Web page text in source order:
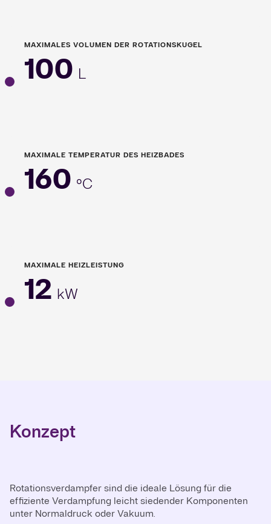
MAXIMALES VOLUMEN DER ROTATIONSKUGEL
100 L
MAXIMALE TEMPERATUR DES HEIZBADES
160 °C
MAXIMALE HEIZLEISTUNG
12 kW
Konzept
Rotationsverdampfer sind die ideale Lösung für die
effiziente Verdampfung leicht siedender Komponenten
unter Normaldruck oder Vakuum.